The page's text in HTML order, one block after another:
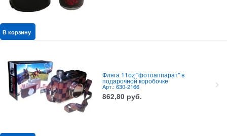
В корзину
Фляга 11oz "фотоаппарат" в
подарочной коробочке
Арт.: 630-2166
862,80 руб.